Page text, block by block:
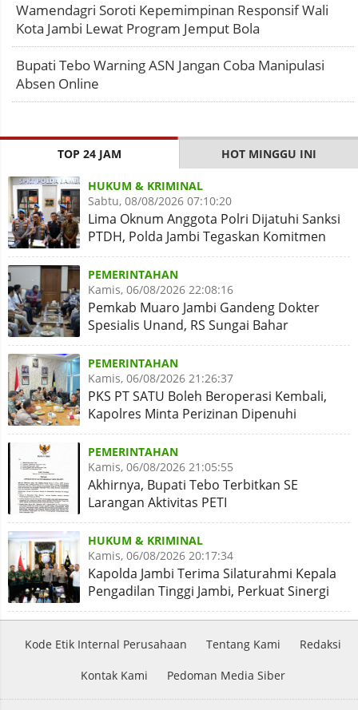
Wamendagri Soroti Kepemimpinan Responsif Wali
Kota Jambi Lewat Program Jemput Bola
Bupati Tebo Warning ASN Jangan Coba Manipulasi
Absen Online
TOP 24 JAM HOT MINGGU INI
HUKUM & KRIMINAL
Sabtu, 08/08/2026 07:10:20
Lima Oknum Anggota Polri Dijatuhi Sanksi
PTDH, Polda Jambi Tegaskan Komitmen
Penegakan Kode Etik
PEMERINTAHAN
Kamis, 06/08/2026 22:08:16
Pemkab Muaro Jambi Gandeng Dokter
Spesialis Unand, RS Sungai Bahar
Disiapkan Naik Kelas
PEMERINTAHAN
Kamis, 06/08/2026 21:26:37
PKS PT SATU Boleh Beroperasi Kembali,
Kapolres Minta Perizinan Dipenuhi
PEMERINTAHAN
Kamis, 06/08/2026 21:05:55
Akhirnya, Bupati Tebo Terbitkan SE
Larangan Aktivitas PETI
HUKUM & KRIMINAL
Kamis, 06/08/2026 20:17:34
Kapolda Jambi Terima Silaturahmi Kepala
Pengadilan Tinggi Jambi, Perkuat Sinergi
Antar Lembaga
Kode Etik Internal Perusahaan Tentang Kami Redaksi
Kontak Kami Pedoman Media Siber